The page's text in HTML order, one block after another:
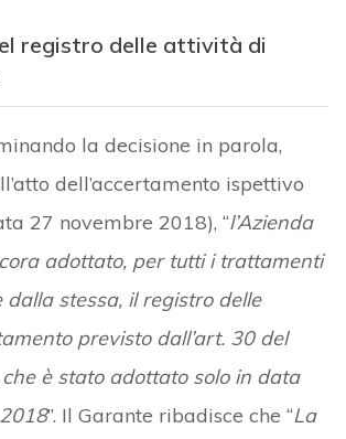
registro delle attività di
la decisione in parola,
dell’accertamento ispettivo
27 novembre 2018), “l’Azienda
adottato, per tutti i trattamenti
dalla stessa, il registro delle
previsto dall’art. 30 del
è stato adottato solo in data
”. Il Garante ribadisce che “La